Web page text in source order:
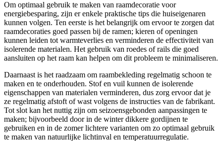
Om optimaal gebruik te maken van raamdecoratie voor
energiebesparing, zijn er enkele praktische tips die huiseigenaren
kunnen volgen. Ten eerste is het belangrijk om ervoor te zorgen dat
raamdecoraties goed passen bij de ramen; kieren of openingen
kunnen leiden tot warmteverlies en verminderen de effectiviteit van
isolerende materialen. Het gebruik van roedes of rails die goed
aansluiten op het raam kan helpen om dit probleem te minimaliseren.
Daarnaast is het raadzaam om raambekleding regelmatig schoon te
maken en te onderhouden. Stof en vuil kunnen de isolerende
eigenschappen van materialen verminderen, dus zorg ervoor dat je
ze regelmatig afstoft of wast volgens de instructies van de fabrikant.
Tot slot kan het nuttig zijn om seizoensgebonden aanpassingen te
maken; bijvoorbeeld door in de winter dikkere gordijnen te
gebruiken en in de zomer lichtere varianten om zo optimaal gebruik
te maken van natuurlijke lichtinval en temperatuurregulatie.